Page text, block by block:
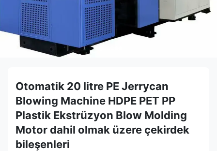
Otomatik 20 litre PE Jerrycan
Blowing Machine HDPE PET PP
Plastik Ekstrüzyon Blow Molding
Motor dahil olmak üzere çekirdek
bileşenleri